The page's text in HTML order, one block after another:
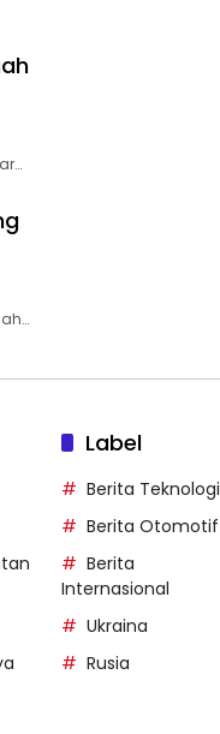
Label
Berita Teknologi
Berita Otomotif
Berita
Internasional
Ukraina
Rusia